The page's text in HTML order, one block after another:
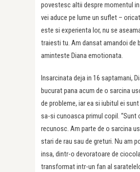
povestesc altii despre momentul
vei aduce pe lume un suflet –
este si experienta lor, nu se
traiesti tu. Am dansat amandoi de
aminteste Diana emotionata.
Insarcinata deja in 16 saptamani,
bucurat pana acum de o sarcina
de probleme, iar ea si iubitul ei
sa-si cunoasca primul copil. “Sunt
recunosc. Am parte de o sarcina
stari de rau sau de greturi. Nu am
insa, dintr-o devoratoare de
transformat intr-un fan al